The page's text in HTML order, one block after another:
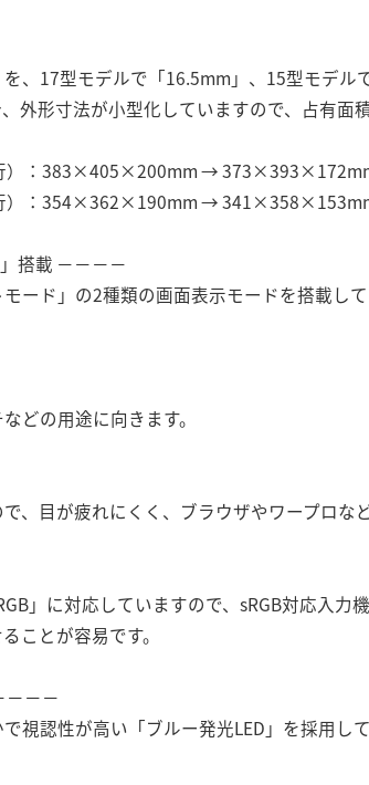
、17型モデルで「16.5mm」、15型モデ
外形寸法が小型化していますので、占有面
）：383×405×200mm →
）：354×362×190mm →
搭載 －－－－
モード」の2種類の画面表示モードを搭載し
どの用途に向きます。
、目が疲れにくく、ブラウザやワープロな
」に対応していますので、sRGB対応入
ことが容易です。
－－－
視認性が高い「ブルー発光LED」を採用し